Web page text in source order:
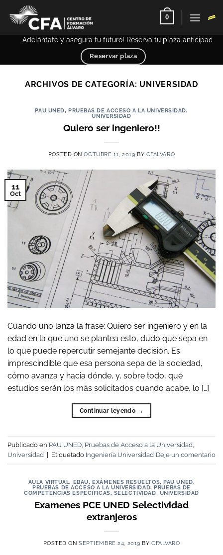
contenido
0
Adelántate y asegura tu futuro! Reserva tu plaza anticipada –
Reservar plaza
ARCHIVOS DE CATEGORÍA: UNIVERSIDAD
PAU UNED, PRUEBAS DE ACCESO A LA UNIVERSIDAD,
UNIVERSIDAD
Quiero ser ingeniero!!
POSTED ONOCTUBRE 11, 2019 BY CFALVARO
11
Oct
Cuando uno lanza la frase: Quiero ser ingeniero y en la
edad en la que uno se plantea esto, dudo que sepa en
lo que puede repercutir semejante decisión. Es
imprescindible que esa persona sepa de la sociedad,
cómo avanza y hacia dónde, y, sobre todo, qué
estudios serán los más solicitados cuando acabe, lo […]
Continuar leyendo →
Publicado en PAU UNED Pruebas de Acceso a la Universidad
Universidad | Etiquetado Ingeniería Universidad Deje un comentario
AULA VIRTUAL, EBAU, EXÁMENES RESUELTOS,PAU UNED,
PRUEBAS DE ACCESO A LA UNIVERSIDAD,PRUEBAS DE
COMPETENCIAS ESPECIFICAS, SELECTIVIDAD, UNIVERSIDAD
Examenes PCE UNED Selectividad
extranjeros
POSTED ONSEPTIEMBRE 24, 2019 BY CFALVARO